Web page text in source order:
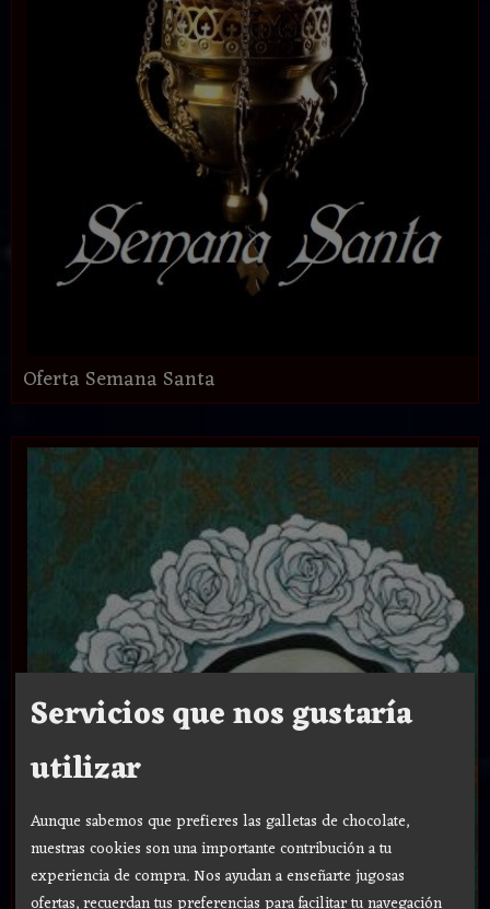
Oferta Semana Santa
Servicios que nos gustaría
utilizar
Aunque sabemos que prefieres las galletas de chocolate,
nuestras cookies son una importante contribución a tu
experiencia de compra. Nos ayudan a enseñarte jugosas